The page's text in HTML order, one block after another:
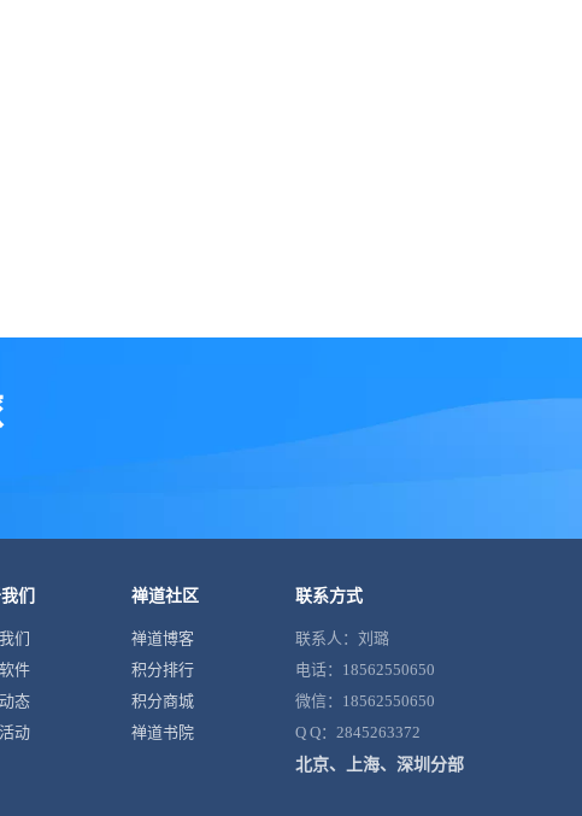
们
们
件
态
动
禅道社区
禅道博客
积分排行
积分商城
禅道书院
联系方式
联系人：刘璐
电话：18562550650
微信：18562550650
Q Q：2845263372
北京、上海、深圳分部